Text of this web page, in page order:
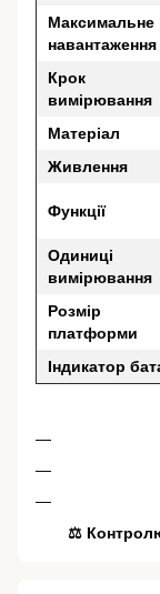
Максимальне
навантаження
Крок
вимірювання
Матеріал
Живлення
Функції
Одиниці
вимірювання
Розмір
платформи
Індикатор
⚖️